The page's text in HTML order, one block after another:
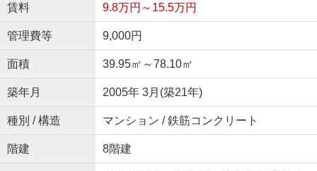
賃料 9.8万円～15.5万円
管理費等 9,000円
面積 39.95㎡～78.10㎡
築年月 2005年 3月(築21年)
種別 / 構造 マンション / 鉄筋コンクリート
階建 8階建